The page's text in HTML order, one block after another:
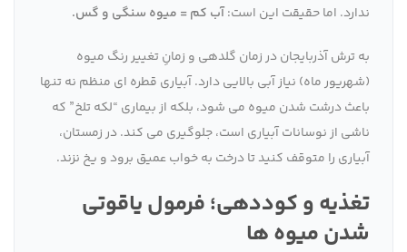
ندارد. اما حقیقت این است:آب کم = میوه سنگی و گس.
به ترش آذربایجان در زمان گلدهی و زمانِ تغییر رنگ میوه
(شهریور ماه) نیاز آبی بالایی دارد. آبیاری قطره ای منظم نه تنها
باعث درشت شدن میوه می شود، بلکه از بیماری “لکه تلخ” که
ناشی از نوسانات آبیاری است، جلوگیری می کند. در زمستان،
آبیاری را متوقف کنید تا درخت به خواب عمیق برود و یخ نزند.
تغذیه و کوددهی؛ فرمول یاقوتی
شدن میوه ها